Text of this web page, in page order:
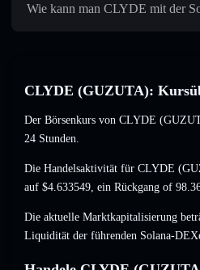
Wie kann man CLYDE mit der
CLYDE (GUZUTA):
Der Börsenkurs von CLYDE
24 Stunden.
Die Handelsaktivität für CLYDE
auf $4.633549, ein Rückgang of
Die aktuelle Marktkapitalisierung
Liquidität der führenden Solana-